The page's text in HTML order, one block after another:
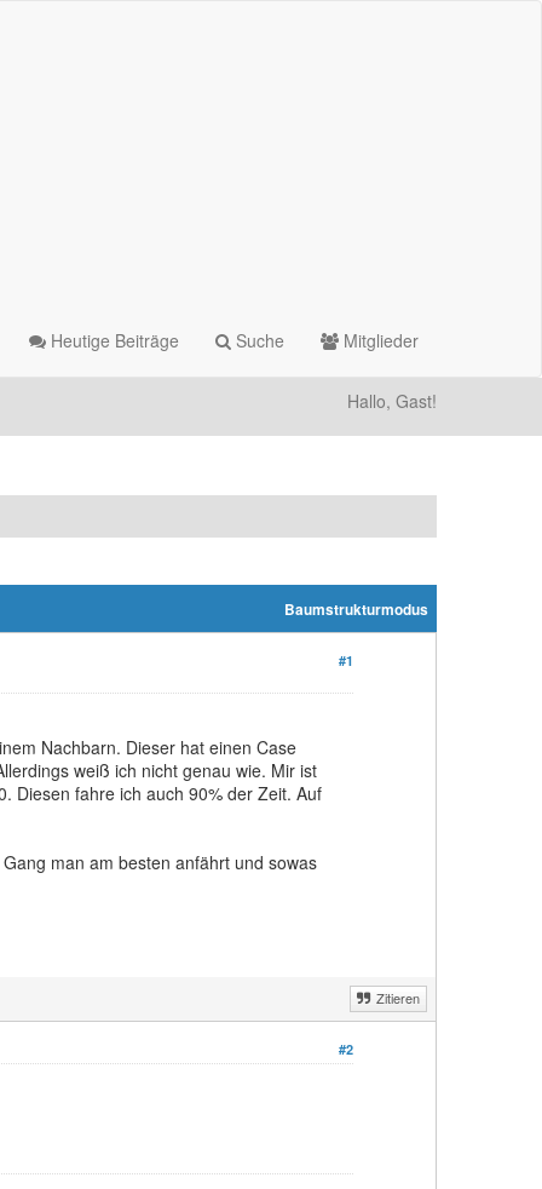
Heutige Beiträge Suche Mitglieder
Hallo, Gast!
Baumstrukturmodus
#1
Nachbarn. Dieser hat einen Case
weiß ich nicht genau wie. Mir ist
Diesen fahre ich auch 90% der Zeit. Auf
man am besten anfährt und sowas
Zitieren
#2